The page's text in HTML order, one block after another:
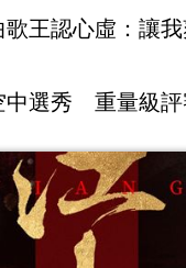
王認心虛：讓
中選秀 重量級評